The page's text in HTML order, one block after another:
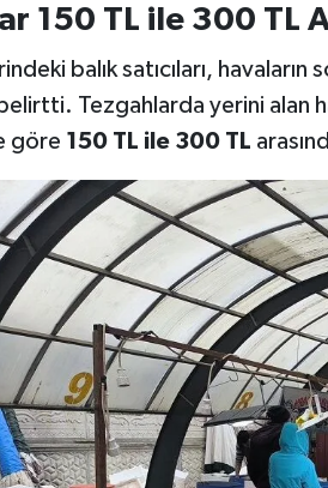
150 TL ile 300 TL
balık satıcıları,
belirtti. Tezgahlarda yerini alan
göre 150 TL ile 300 TL